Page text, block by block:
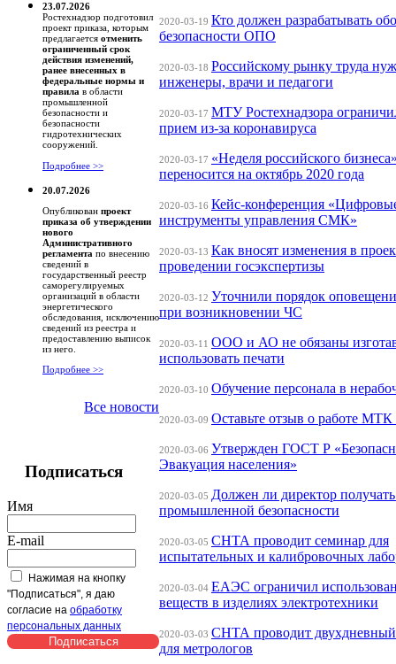
23.07.2026
Ростехнадзор подготовил
проект приказа, которым
предлагается отменить
ограниченный срок
действия изменений,
ранее внесенных в
федеральные нормы и
правила в области
промышленной
безопасности и
безопасности
гидротехнических
сооружений.
Подробнее >>
20.07.2026
Опубликован проект
приказа об утверждении
нового
Административного
регламента по внесению
сведений в
государственный реестр
саморегулируемых
организаций в области
энергетического
обследования, исключению
сведений из реестра и
предоставлению выписок
из него.
Подробнее >>
Все новости
Подписаться
Имя
E-mail
Нажимая на кнопку
"Подписаться", я даю
согласие на обработку
персональных данных
2020-03-19 Кто должен разрабатывать
безопасности ОПО
2020-03-18 Российскому рынку труда
инженеры, врачи и педагоги
2020-03-17 МТУ Ростехнадзора
прием из-за коронавируса
2020-03-17 «Неделя российского
переносится на октябрь 2020 года
2020-03-16 Кейс-конференция
инструменты управления СМК»
2020-03-13 Как вносят изменения в
проведении госэкспертизы
2020-03-12 Уточнили порядок
при возникновении ЧС
2020-03-11 ООО и АО не обязаны
использовать печати
2020-03-10 Обучение персонала в
2020-03-09 Оставьте отзыв о работе МТК
2020-03-06 Утвержден ГОСТ Р
Эвакуация населения»
2020-03-05 Должен ли директор
промышленной безопасности
2020-03-05 СНТА проводит семинар для
испытательных и калибровочных
2020-03-04 ЕАЭС ограничил
веществ в изделиях электротехники
2020-03-03 СНТА проводит
для метрологов